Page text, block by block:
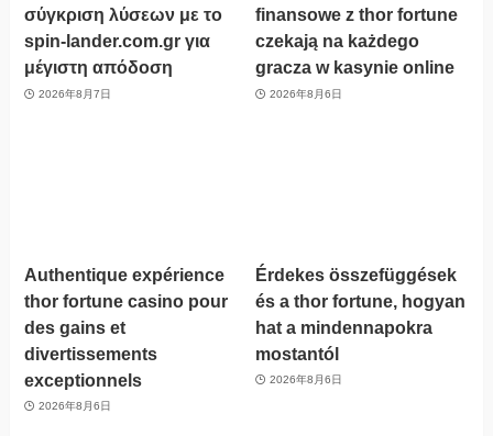
σύγκριση λύσεων με το
spin-lander.com.gr για
μέγιστη απόδοση
2026年8月7日
finansowe z thor fortune
czekają na każdego
gracza w kasynie online
2026年8月6日
Authentique expérience
thor fortune casino pour
des gains et
divertissements
exceptionnels
2026年8月6日
Érdekes összefüggések
és a thor fortune, hogyan
hat a mindennapokra
mostantól
2026年8月6日